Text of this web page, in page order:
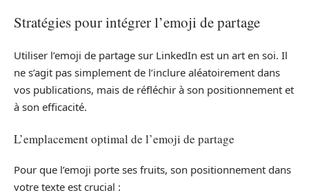
Stratégies pour intégrer l’emoji de partage
Utiliser l’emoji de partage sur LinkedIn est un art en soi. Il
ne s’agit pas simplement de l’inclure aléatoirement dans
vos publications, mais de réfléchir à son positionnement et
à son efficacité.
L’emplacement optimal de l’emoji de partage
Pour que l’emoji porte ses fruits, son positionnement dans
votre texte est crucial :